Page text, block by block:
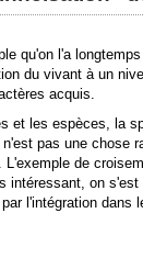
qu'on l'a
du vivant à un
acquis.
et les espèces, la
pas une chose
de
on
l'intégration dans